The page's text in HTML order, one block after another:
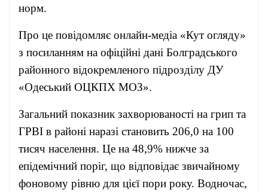
норм.
Про це повідомляє онлайн-медіа «Кут огляду»
з посиланням на офіційні дані Болградського
районного відокремленого підрозділу ДУ
«Одеський ОЦКПХ МОЗ».
Загальний показник захворюваності на грип та
ГРВІ в районі наразі становить 206,0 на 100
тисяч населення. Це на 48,9% нижче за
епідемічний поріг, що відповідає звичайному
фоновому рівню для цієї пори року. Водночас,